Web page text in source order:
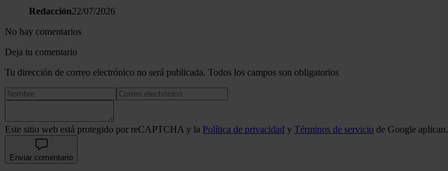
Redacción22/07/2026
No hay comentarios
Deja tu comentario
Tu dirección de correo electrónico no será publicada. Todos los campos son obligatorios
Este sitio web está protegido por reCAPTCHA y la Política de privacidad y Términos de servicio de Google aplican.
Enviar comentario